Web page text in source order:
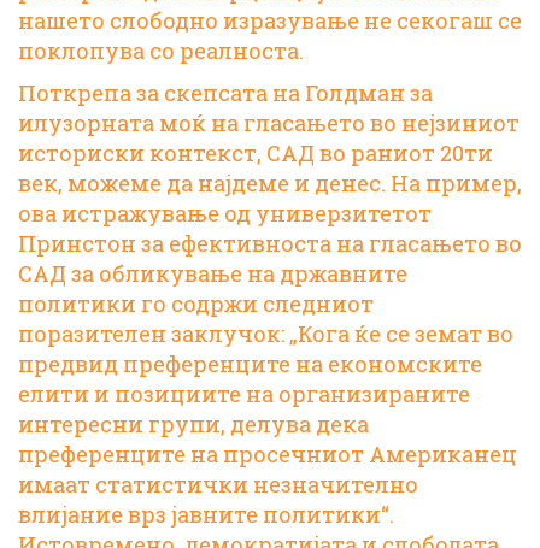
нашето слободно изразување не секогаш се
поклопува со реалноста.
Поткрепа за скепсата на Голдман за
илузорната моќ на гласањето во нејзиниот
историски контекст, САД во раниот 20ти
век, можеме да најдеме и денес. На пример,
ова истражување од универзитетот
Принстон за ефективноста на гласањето во
САД за обликување на државните
политики го содржи следниот
поразителен заклучок: „Кога ќе се земат во
предвид преференците на економските
елити и позициите на организираните
интересни групи, делува дека
преференците на просечниот Американец
имаат статистички незначително
влијание врз јавните политики“.